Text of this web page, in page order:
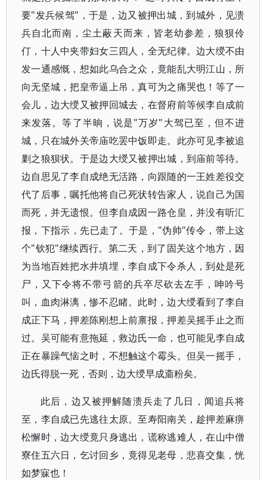
要"发兵候驾"，于是，边又被押出城，到城外，见溃
兵自北而南，尘土蔽天而来，皆老幼参差，狼狈伶
仃，十人中夹带妇女三四人，全无纪律。边大绶不由
发一通感慨，想如此乌合之众，竟能乱大明江山，所
向无坚城，把皇帝逼上吊，真可为之痛哭也！等了一
会儿，边大绶又被押回城去，在督府前等候李自成前
来发落。等了半晌，说是"万岁"大驾已至，但不进
城，只在城外关帝庙吃罢中饭即走。此亦可见李被追
剿之狼狈状。于是边大绶又被押出城，到庙前等待。
边自思见了李自成绝无活路，向跟随的一王姓差役交
代了后事，嘱托他将自己死状转告家人，说自己为国
而死，并无遗恨。但李自成因一路仓皇，并没有听汇
报，下指示，先已走了。于是，"伪帅"传令，带上这
个"钦犯"继续西行。第二天，到了固关这个地方，因
为当地百姓把水井填埋，李自成下令杀人，到处是死
尸，又下令将不带弓箭的兵卒尽砍去左手，呻吟号
叫，血肉淋漓，惨不忍睹。此时，边大绶看到了李自
成正下马，押差陈刚想上前禀报，押差吴摇手止之而
过。吴可能有意拖延，救边氏一命，也可能见李自成
正在暴躁气恼之时，不想触这个霉头。但吴一摇手，
边氏得脱一死，否则，边大绶早成齑粉矣。
此后，边又被押解随溃兵走了几日，闻追兵将
至，李自成已先逃往太原。至寿阳南关，趁押差麻痹
松懈时，边大绶竟只身逃出，谎称逃难人，在山中僧
寮住五六日，乞讨回乡，竟得见老母，悲喜交集，恍
如梦寐也！